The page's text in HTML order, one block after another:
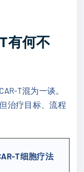
有何不
T混为一谈。
治疗目标、流程
T细胞疗法